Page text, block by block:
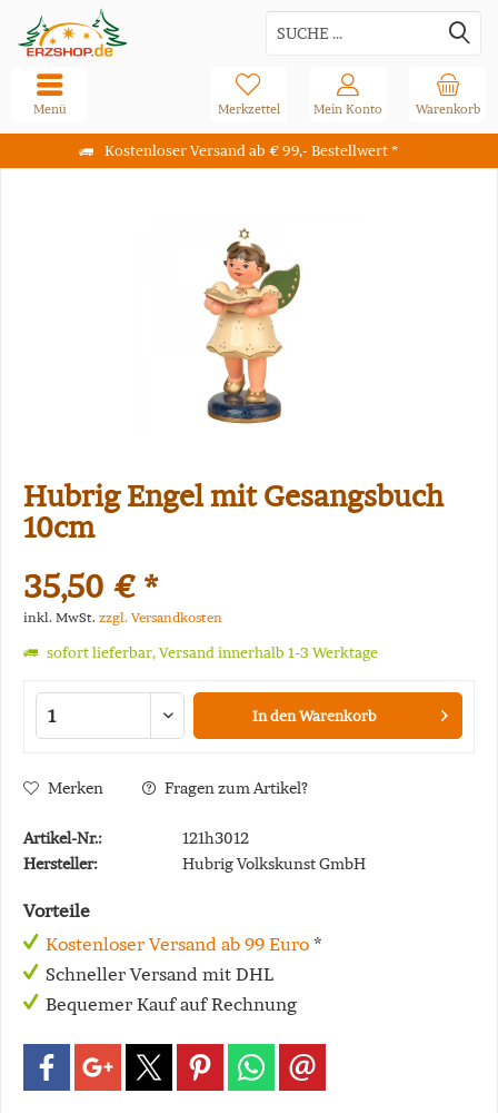
Kostenloser Versand ab € 99,- Bestellwert *
Warenkorb
Merkzettel Mein Konto
Menü
Hubrig Engel mit Gesangsbuch
10cm
35,50 € *
inkl. MwSt. zzgl. Versandkosten
sofort lieferbar, Versand innerhalb 1-3 Werktage
In denWarenkorb
Merken Fragen zum Artikel?
Artikel-Nr.:
121h3012
Hersteller:
Hubrig Volkskunst GmbH
Vorteile
Kostenloser Versand ab 99 Euro *
Schneller Versand mit DHL
Bequemer Kauf auf Rechnung